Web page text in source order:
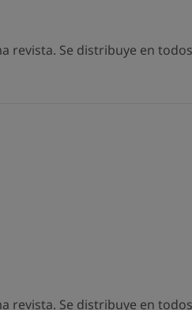
revista. Se distribuye en
revista. Se distribuye en